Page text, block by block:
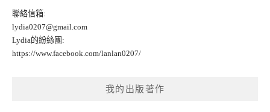
聯絡信箱:
lydia0207@gmail.com
Lydia的紛絲團:
https://www.facebook.com/lanlan0207/
我的出版著作